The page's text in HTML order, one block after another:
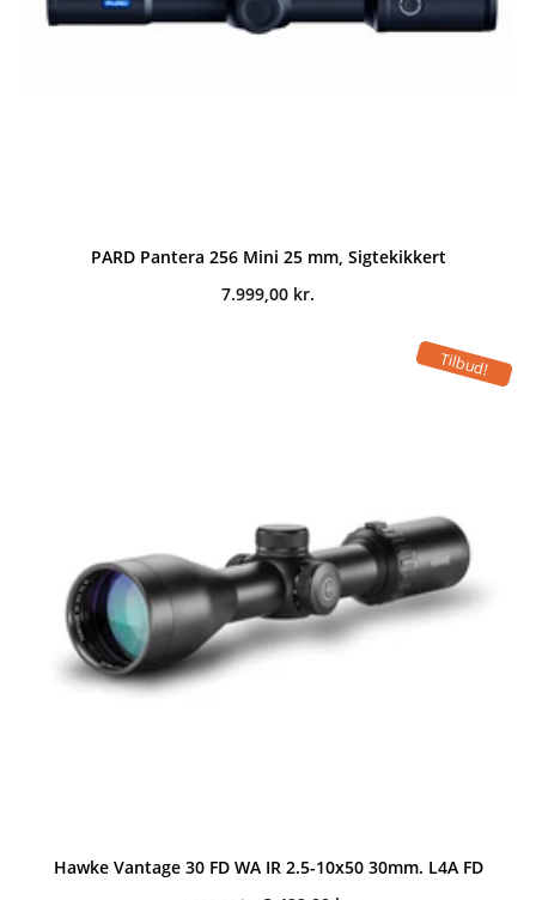
PARD Pantera 256 Mini 25 mm, Sigtekikkert
7.999,00 kr.
Tilbud!
Hawke Vantage 30 FD WA IR 2.5-10x50 30mm. L4A FD